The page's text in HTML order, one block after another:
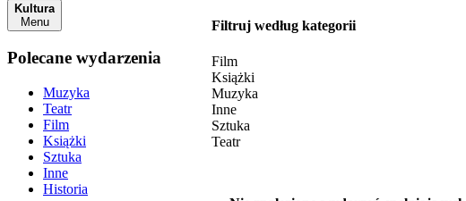
Kultura
Menu
Polecane wydarzenia
Muzyka
Teatr
Film
Książki
Sztuka
Inne
Historia
Filtruj według kategorii
Film
Książki
Muzyka
Inne
Sztuka
Teatr